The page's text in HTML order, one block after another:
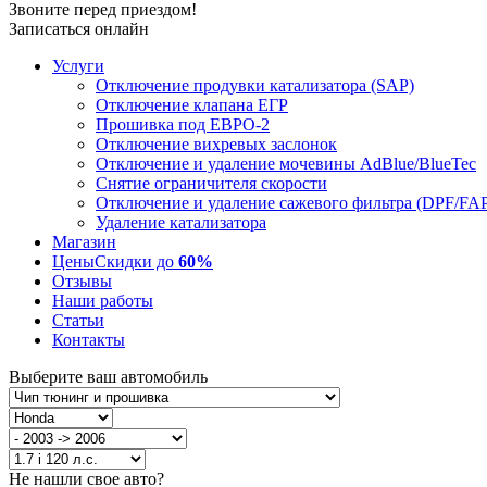
Звоните перед приездом!
Записаться онлайн
Услуги
Отключение продувки катализатора (SAP)
Отключение клапана ЕГР
Прошивка под ЕВРО-2
Отключение вихревых заслонок
Отключение и удаление мочевины AdBlue/BlueTec
Снятие ограничителя скорости
Отключение и удаление сажевого фильтра (DPF/
Удаление катализатора
Магазин
ЦеныСкидки до 60%
Отзывы
Наши работы
Статьи
Контакты
Выберите ваш автомобиль
Не нашли свое авто?